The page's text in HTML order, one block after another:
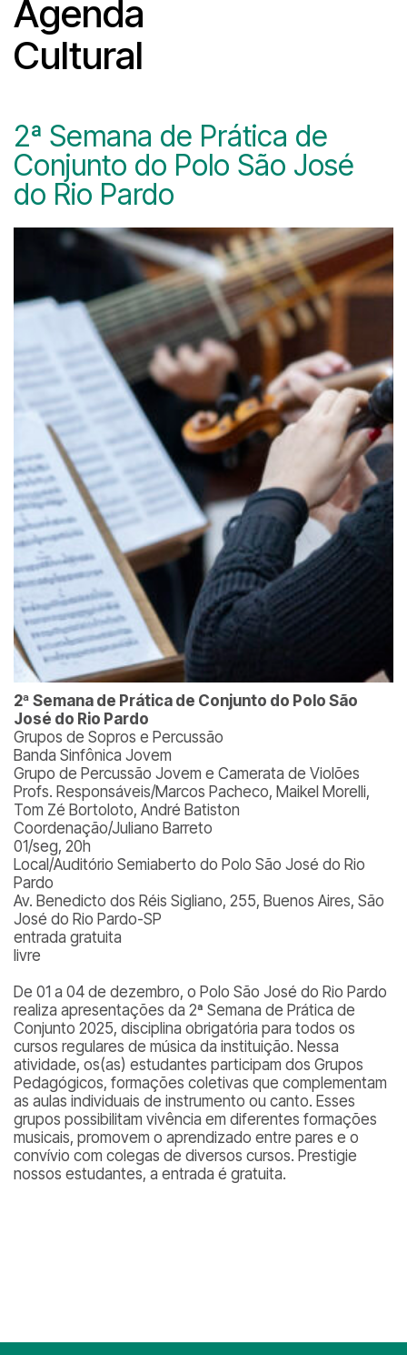
Agenda
Cultural
2ª Semana de Prática de
Conjunto do Polo São José
do Rio Pardo
2ª Semana de Prática de Conjunto do Polo São
José do Rio Pardo
Grupos de Sopros e Percussão
Banda Sinfônica Jovem
Grupo de Percussão Jovem e Camerata de Violões
Profs. Responsáveis/Marcos Pacheco, Maikel Morelli,
Tom Zé Bortoloto, André Batiston
Coordenação/Juliano Barreto
01/seg, 20h
Local/Auditório Semiaberto do Polo São José do Rio
Pardo
Av. Benedicto dos Réis Sigliano, 255, Buenos Aires, São
José do Rio Pardo-SP
entrada gratuita
livre
De 01 a 04 de dezembro, o Polo São José do Rio Pardo
realiza apresentações da 2ª Semana de Prática de
Conjunto 2025, disciplina obrigatória para todos os
cursos regulares de música da instituição. Nessa
atividade, os(as) estudantes participam dos Grupos
Pedagógicos, formações coletivas que complementam
as aulas individuais de instrumento ou canto. Esses
grupos possibilitam vivência em diferentes formações
musicais, promovem o aprendizado entre pares e o
convívio com colegas de diversos cursos. Prestigie
nossos estudantes, a entrada é gratuita.